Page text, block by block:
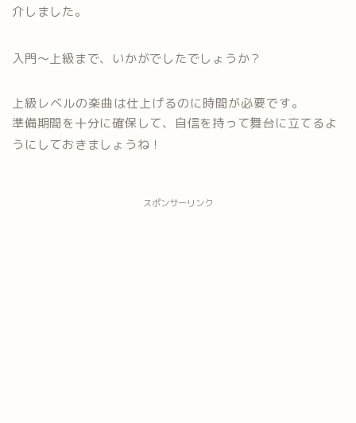
介しました。
入門〜上級まで、いかがでしたでしょうか？
上級レベルの楽曲は仕上げるのに時間が必要です。
準備期間を十分に確保して、自信を持って舞台に立てるよ
うにしておきましょうね！
スポンサーリンク